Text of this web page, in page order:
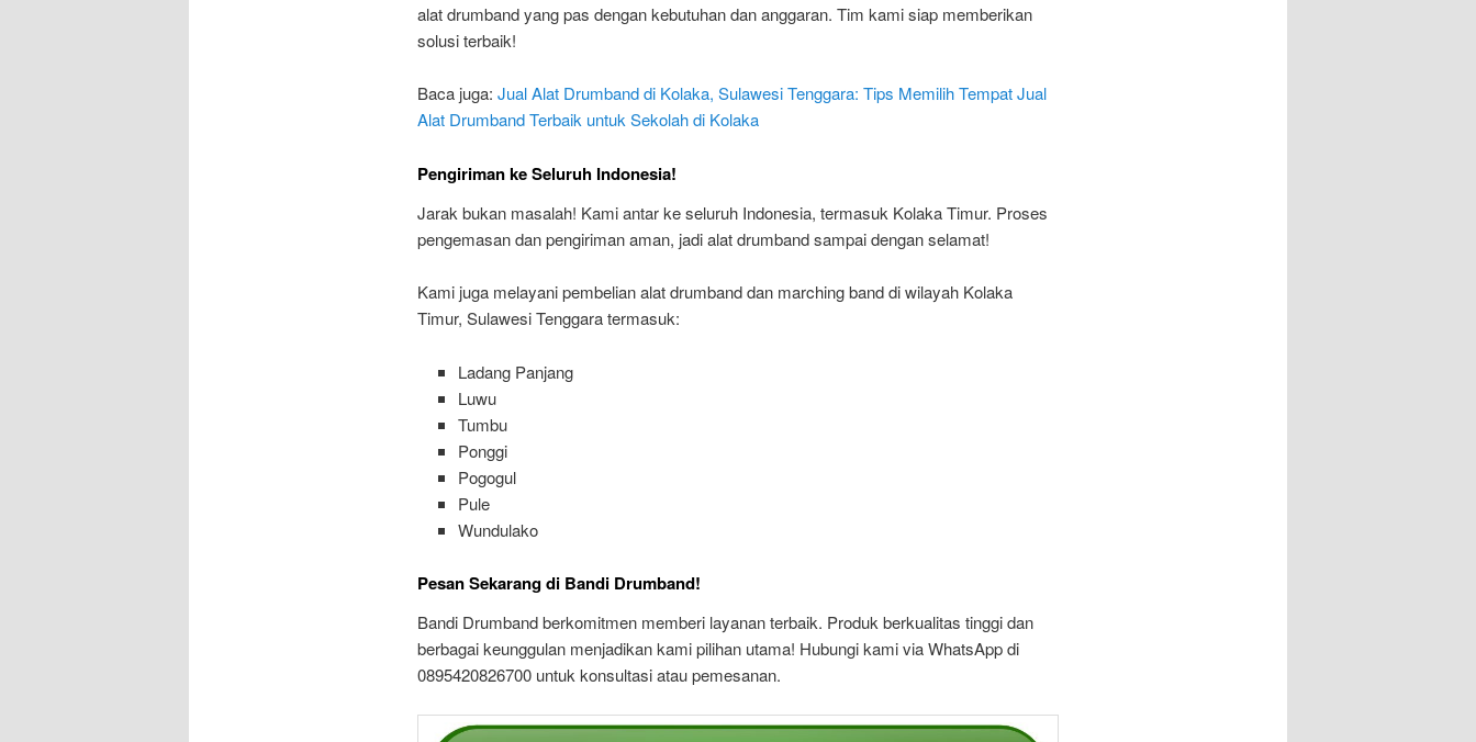
alat drumband yang pas dengan kebutuhan dan anggaran. Tim kami siap memberikan
solusi terbaik!
Baca juga: Jual Alat Drumband di Kolaka, Sulawesi Tenggara: Tips Memilih Tempat Jual
Alat Drumband Terbaik untuk Sekolah di Kolaka
Pengiriman ke Seluruh Indonesia!
Jarak bukan masalah! Kami antar ke seluruh Indonesia, termasuk Kolaka Timur. Proses
pengemasan dan pengiriman aman, jadi alat drumband sampai dengan selamat!
Kami juga melayani pembelian alat drumband dan marching band di wilayah Kolaka
Timur, Sulawesi Tenggara termasuk:
Ladang Panjang
Luwu
Tumbu
Ponggi
Pogogul
Pule
Wundulako
Pesan Sekarang di Bandi Drumband!
Bandi Drumband berkomitmen memberi layanan terbaik. Produk berkualitas tinggi dan
berbagai keunggulan menjadikan kami pilihan utama! Hubungi kami via WhatsApp di
0895420826700 untuk konsultasi atau pemesanan.